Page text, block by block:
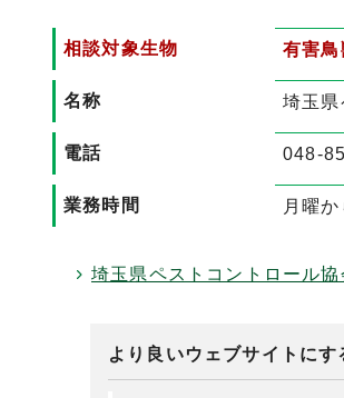
相談対象生物 有害
名称 埼玉県
電話 048-
業務時間 月曜
埼玉県ペストコントロール協
より良いウェブサイトに